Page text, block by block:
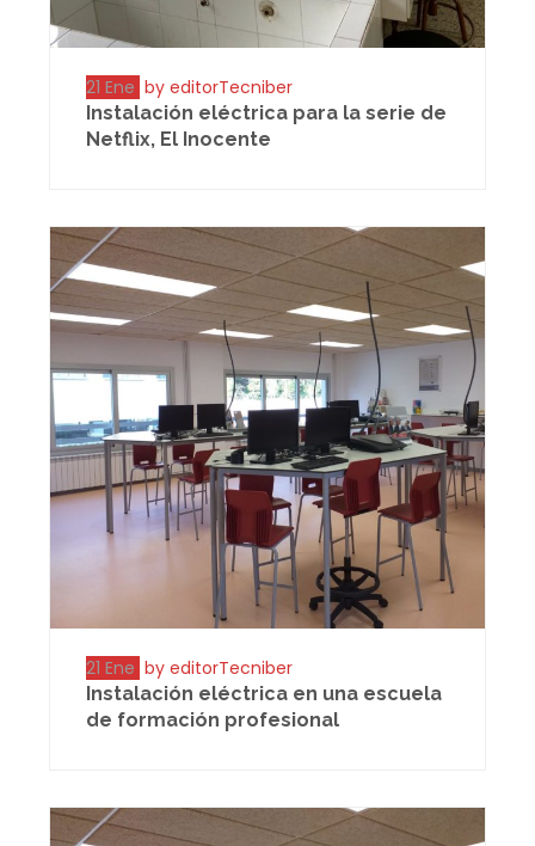
21 Ene by editorTecniber
Instalación eléctrica para la serie de
Netflix, El Inocente
21 Ene by editorTecniber
Instalación eléctrica en una escuela
de formación profesional